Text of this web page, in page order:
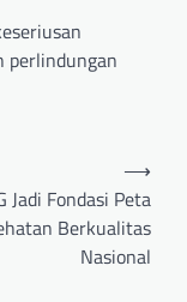
perlindungan
Jadi Fondasi Peta
Berkualitas
Nasional
⟶